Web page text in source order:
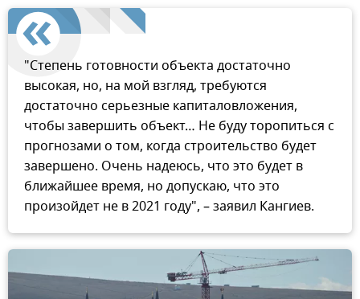
"Степень готовности объекта достаточно
высокая, но, на мой взгляд, требуются
достаточно серьезные капиталовложения,
чтобы завершить объект… Не буду торопиться с
прогнозами о том, когда строительство будет
завершено. Очень надеюсь, что это будет в
ближайшее время, но допускаю, что это
произойдет не в 2021 году", – заявил Кангиев.